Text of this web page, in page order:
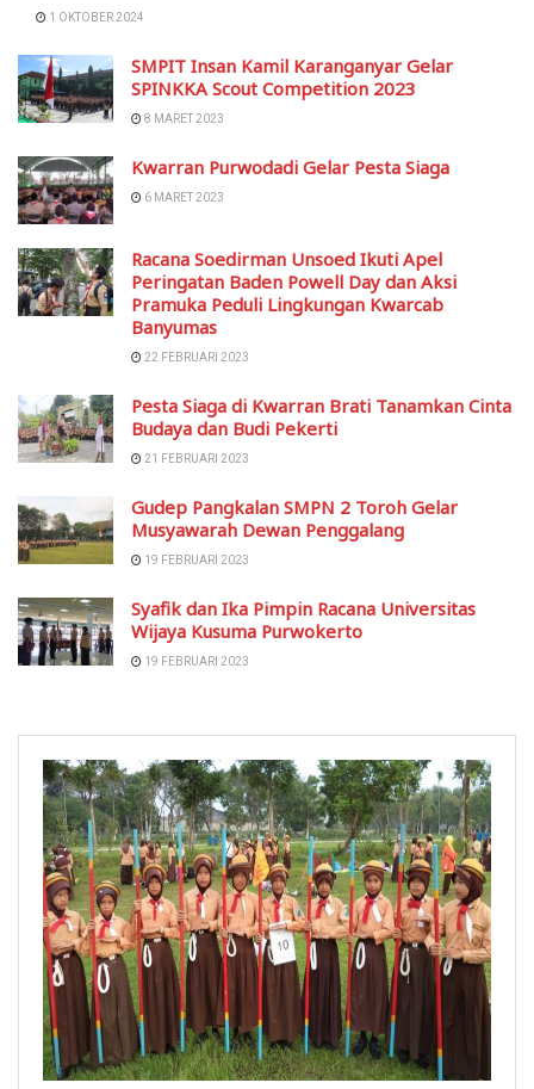
1 OKTOBER 2024
SMPIT Insan Kamil Karanganyar Gelar
SPINKKA Scout Competition 2023
8 MARET 2023
Kwarran Purwodadi Gelar Pesta Siaga
6 MARET 2023
Racana Soedirman Unsoed Ikuti Apel
Peringatan Baden Powell Day dan Aksi
Pramuka Peduli Lingkungan Kwarcab
Banyumas
22 FEBRUARI 2023
Pesta Siaga di Kwarran Brati Tanamkan Cinta
Budaya dan Budi Pekerti
21 FEBRUARI 2023
Gudep Pangkalan SMPN 2 Toroh Gelar
Musyawarah Dewan Penggalang
19 FEBRUARI 2023
Syafik dan Ika Pimpin Racana Universitas
Wijaya Kusuma Purwokerto
19 FEBRUARI 2023